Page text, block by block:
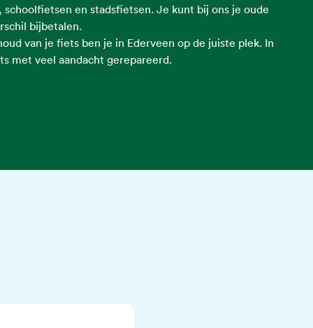
en stadsfietsen. Je kunt bij ons je oude
bijbetalen.
van je fiets ben je in Ederveen op de juiste plek. In
met veel aandacht gerepareerd.